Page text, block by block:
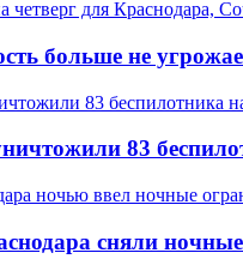
больше не
83
сняли